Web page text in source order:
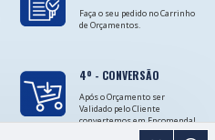
Faça o seu pedido no Carrinho
de Orçamentos.
4º - CONVERSÃO
Após o Orçamento ser
Validado pelo Cliente
convertemos em Encomenda!